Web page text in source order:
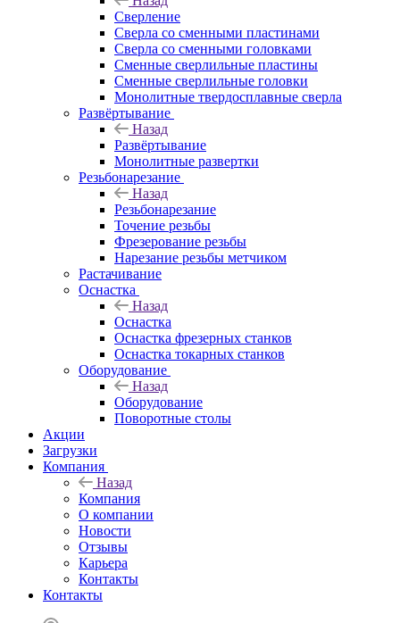
Сверление
Сверла со сменными пластинами
Сверла со сменными головками
Сменные сверлильные пластины
Сменные сверлильные головки
Монолитные твердосплавные сверла
Развёртывание
Назад
Развёртывание
Монолитные развертки
Резьбонарезание
Назад
Резьбонарезание
Точение резьбы
Фрезерование резьбы
Нарезание резьбы метчиком
Растачивание
Оснастка
Назад
Оснастка
Оснастка фрезерных станков
Оснастка токарных станков
Оборудование
Назад
Оборудование
Поворотные столы
Акции
Загрузки
Компания
Назад
Компания
О компании
Новости
Отзывы
Карьера
Контакты
Контакты